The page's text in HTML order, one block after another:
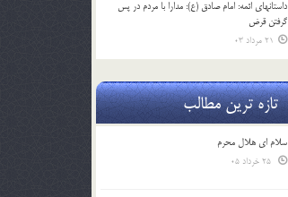
داستانهای ائمه: امام صادق (ع): مدارا با مردم در پس
گرفتن قرض
21 مرداد 03
تازه ترین مطالب
سلام ای هلال محرم